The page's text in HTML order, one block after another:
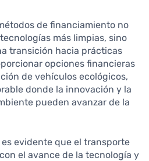
de financiamiento no
más limpias, sino
transición hacia prácticas
opciones financieras
de vehículos ecológicos,
donde la innovación y la
pueden avanzar de la
evidente que el transporte
el avance de la tecnología y